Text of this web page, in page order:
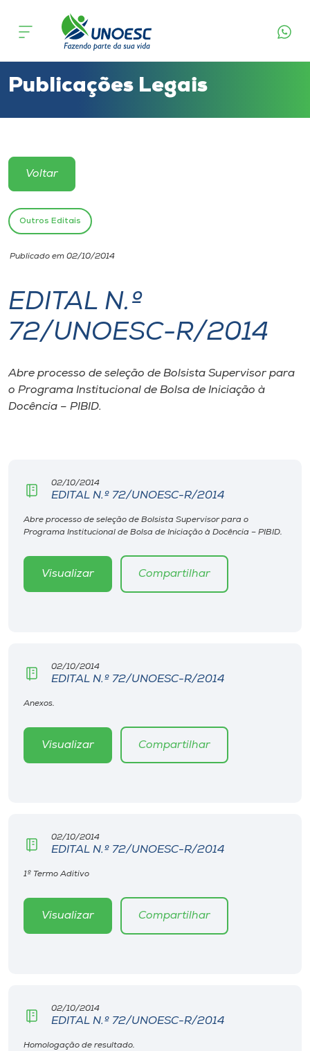
Cursos
Atendimento ao Estudante
Portal de Ensino
Unoesc
Internacionalização
I.nova
Diplomados
Rádio
Unoesc
o idioma
Publicações Legais
Voltar
Outros Editais
Publicado em 02/10/2014
EDITAL N.º
72/UNOESC-R/2014
Abre processo de seleção de Bolsista Supervisor para
o Programa Institucional de Bolsa de Iniciação à
Docência – PIBID.
02/10/2014
EDITAL N.º 72/UNOESC-R/2014
Abre processo de seleção de Bolsista Supervisor para o
Programa Institucional de Bolsa de Iniciação à Docência – PIBID.
Visualizar Compartilhar
02/10/2014
EDITAL N.º 72/UNOESC-R/2014
Anexos.
Visualizar Compartilhar
02/10/2014
EDITAL N.º 72/UNOESC-R/2014
1º Termo Aditivo
Visualizar Compartilhar
02/10/2014
EDITAL N.º 72/UNOESC-R/2014
Homologação de resultado.